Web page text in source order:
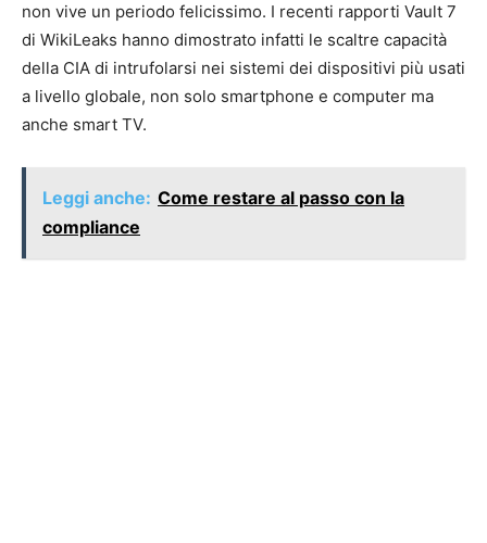
non vive un periodo felicissimo. I recenti rapporti Vault 7
di WikiLeaks hanno dimostrato infatti le scaltre capacità
della CIA di intrufolarsi nei sistemi dei dispositivi più usati
a livello globale, non solo smartphone e computer ma
anche smart TV.
Leggi anche: Come restare al passo con la
compliance